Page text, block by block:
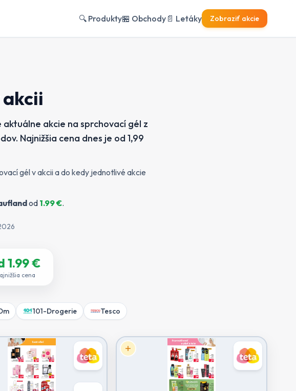
🔍 Produkty🏪 Obchody 📄 Letáky Zobraziť akcie
akcie na sprchovací gél z
Najnižšia cena dnes je od 1,99
gél v akcii a do kedy jednotlivé akcie
od 1.99€.
1.99€
cena
101-Drogerie Tesco